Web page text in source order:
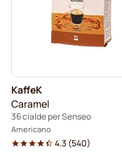
KaffeK
Caramel
36 cialde per Senseo
Americano
4.3 (540)